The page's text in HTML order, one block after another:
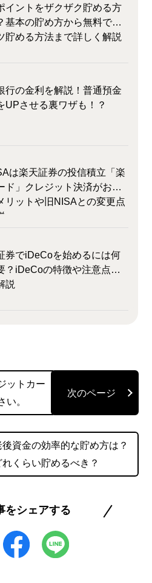
イントをザクザク貯める方
基本の貯め方から無料でコ
貯める方法まで詳しく解説
行の金利を解説！普通預金
UPさせる裏ワザも！？
は楽天証券の投信積立「楽
ド」クレジット決済がおト
リットや旧NISAとの変更点
券でiDeCoを始めるには何
？iDeCoの特徴や注意点な
説
ットカー
い。
後資金の効率的な貯め方は？
れくらい貯めるべき？
をシェアする